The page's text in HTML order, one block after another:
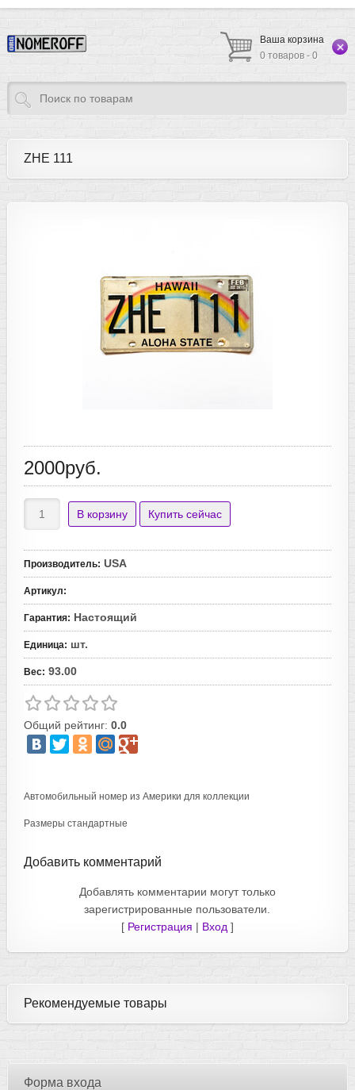
Ваша корзина
0 товаров - 0
ZHE 111
2000руб.
Производитель: USA
Артикул:
Гарантия: Настоящий
Единица: шт.
Вес: 93.00
Общий рейтинг: 0.0
Автомобильный номер из Америки для коллекции
Размеры стандартные
Добавить комментарий
Добавлять комментарии могут только
зарегистрированные пользователи.
[ Регистрация | Вход ]
Рекомендуемые товары
Форма входа